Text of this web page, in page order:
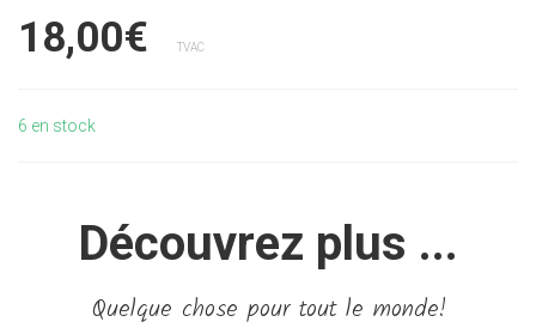
18,00€ TVAC
6 en stock
Découvrez plus ...
Quelque chose pour tout le monde!